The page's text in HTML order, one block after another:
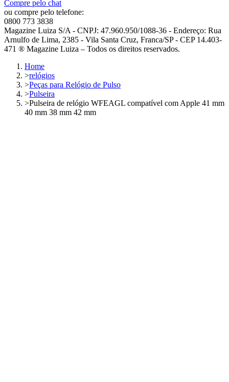
Compre pelo chat
ou compre pelo telefone:
0800 773 3838
Magazine Luiza S/A - CNPJ: 47.960.950/1088-36 - Endereço: Rua
Arnulfo de Lima, 2385 - Vila Santa Cruz, Franca/SP - CEP 14.403-
471 ® Magazine Luiza – Todos os direitos reservados.
Home
>relógios
>Peças para Relógio de Pulso
>Pulseira
>Pulseira de relógio WFEAGL compatível com Apple 41 mm
40 mm 38 mm 42 mm